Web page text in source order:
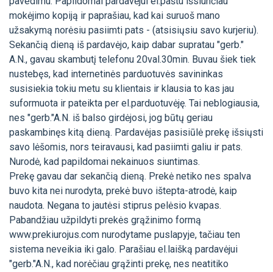
mokėjimo kopiją ir paprašiau, kad kai suruoš mano
užsakymą norėsiu pasiimti pats - (atsisiųsiu savo kurjeriu).
Sekančią dieną iš pardavėjo, kaip dabar supratau "gerb."
A.N., gavau skambutį telefonu 20val.30min. Buvau šiek tiek
nustebęs, kad internetinės parduotuvės savininkas
susisiekia tokiu metu su klientais ir klausia to kas jau
suformuota ir pateikta per el.parduotuvėję. Tai neblogiausia,
nes "gerb."A.N. iš balso girdėjosi, jog būtų geriau
paskambinęs kitą dieną. Pardavėjas pasisiūlė prekę išsiųsti
savo lėšomis, nors teiravausi, kad pasiimti galiu ir pats.
Nurodė, kad papildomai nekainuos siuntimas.
Prekę gavau dar sekančią dieną. Prekė netiko nes spalva
buvo kita nei nurodyta, prekė buvo ištepta-atrodė, kaip
naudota. Negana to jautėsi stiprus pelėsio kvapas.
Pabandžiau užpildyti prekės grąžinimo formą
www.prekiurojus.com nurodytame puslapyje, tačiau ten
sistema neveikia iki galo. Parašiau el.laišką pardavėjui
"gerb."A.N., kad norėčiau grąžinti prekę, nes neatitiko